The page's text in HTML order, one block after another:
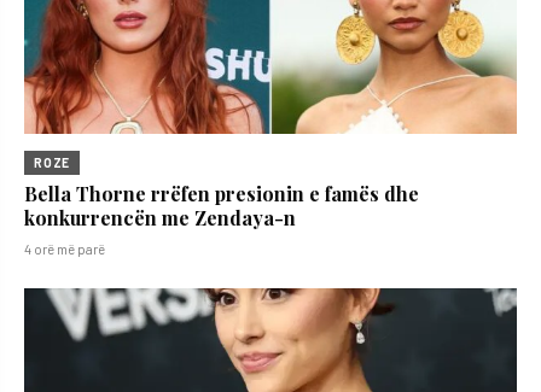
ROZE
Bella Thorne rrëfen presionin e famës dhe
konkurrencën me Zendaya-n
4 orë më parë